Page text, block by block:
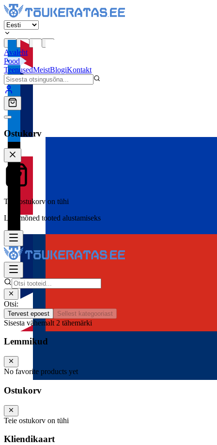
Avaleht
Pood
TeenusedMeistBlogiKontakt
Ostukorv
Teie ostukorv on tühi
Lisa mõned tooted alustamiseks
Otsi:
Tervest epoest Sellest kategooriast
Sisesta vähemalt 2 tähemärki
Lemmikud
No favorite products yet
Ostukorv
Teie ostukorv on tühi
Kliendikaart